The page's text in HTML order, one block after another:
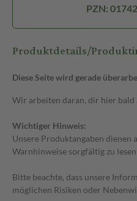
PZN:
Produktdetails/
Diese Seite wird gerade
Wir arbeiten daran, dir hier
Wichtiger Hinweis:
Unsere Produktangaben
Warnhinweise sorgfältig zu
Bitte beachte, dass unsere
möglichen Risiken oder